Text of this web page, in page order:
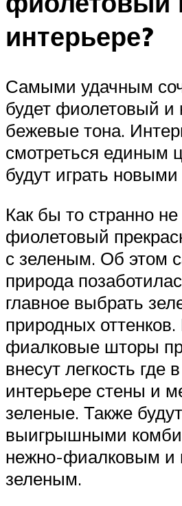
интерьере?
Самыми удачным
будет фиолетовый и
бежевые тона.
смотреться единым
будут играть
Как бы то странно
фиолетовый
с зеленым. Об этом
природа
главное выбрать
природных
фиалковые шторы
внесут легкость где
интерьере стены и
зеленые. Также будут
выигрышными
нежно-фиалковым и
зеленым.